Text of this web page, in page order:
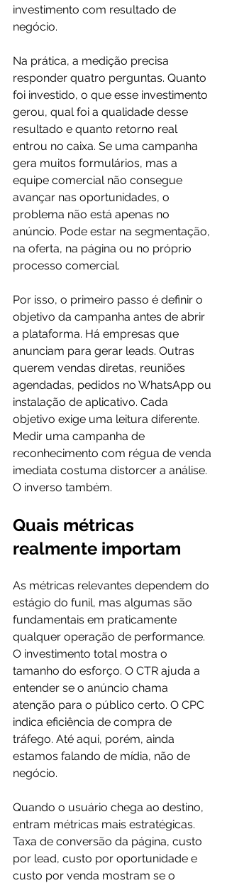
investimento com resultado de
negócio.
Na prática, a medição precisa
responder quatro perguntas. Quanto
foi investido, o que esse investimento
gerou, qual foi a qualidade desse
resultado e quanto retorno real
entrou no caixa. Se uma campanha
gera muitos formulários, mas a
equipe comercial não consegue
avançar nas oportunidades, o
problema não está apenas no
anúncio. Pode estar na segmentação,
na oferta, na página ou no próprio
processo comercial.
Por isso, o primeiro passo é definir o
objetivo da campanha antes de abrir
a plataforma. Há empresas que
anunciam para gerar leads. Outras
querem vendas diretas, reuniões
agendadas, pedidos no WhatsApp ou
instalação de aplicativo. Cada
objetivo exige uma leitura diferente.
Medir uma campanha de
reconhecimento com régua de venda
imediata costuma distorcer a análise.
O inverso também.
Quais métricas
realmente importam
As métricas relevantes dependem do
estágio do funil, mas algumas são
fundamentais em praticamente
qualquer operação de performance.
O investimento total mostra o
tamanho do esforço. O CTR ajuda a
entender se o anúncio chama
atenção para o público certo. O CPC
indica eficiência de compra de
tráfego. Até aqui, porém, ainda
estamos falando de mídia, não de
negócio.
Quando o usuário chega ao destino,
entram métricas mais estratégicas.
Taxa de conversão da página, custo
por lead, custo por oportunidade e
custo por venda mostram se o